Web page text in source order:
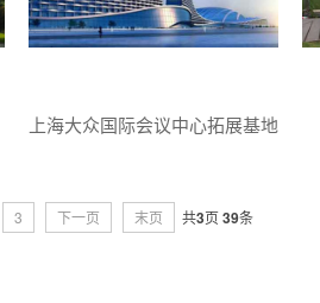
上海大众国际会议中心拓展基地
3 下一页 末页 共3页39条